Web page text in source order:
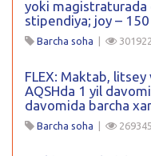
yoki magistraturada
stipendiya; joy –
Barcha soha 301922
FLEX: Maktab, litsey
AQSHda 1 yil
davomida barcha
Barcha soha 269345